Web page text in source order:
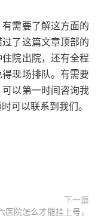
需要了解这方面的
了这篇文章顶部的
院出院，还有全程
现场排队。有需要
以第一时间咨询我
可以联系到我们。
下一篇
医院怎么才能挂上号，